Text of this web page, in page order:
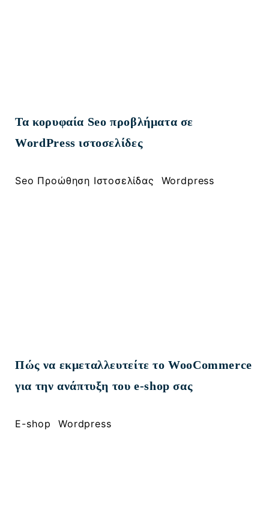
Τα κορυφαία Seo προβλήματα σε
WordPress ιστοσελίδες
Seo Προώθηση Ιστοσελίδας Wordpress
Πώς να εκμεταλλευτείτε το WooCommerce
για την ανάπτυξη του e-shop σας
E-shop , Wordpress